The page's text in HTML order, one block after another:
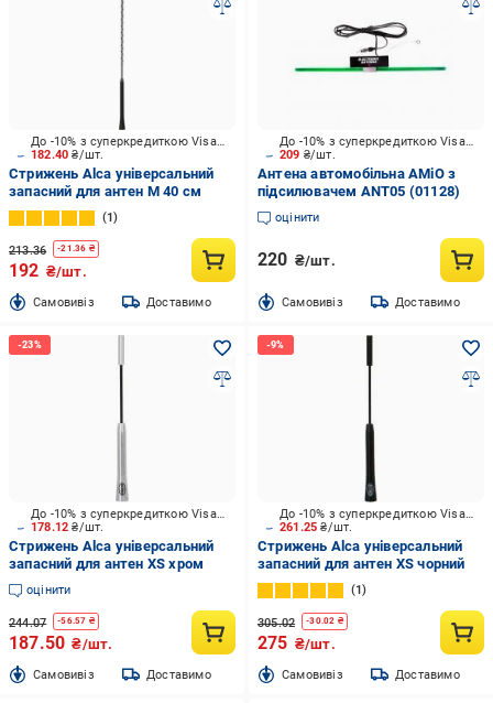
182.40₴/шт.
До -10% з суперкредиткою Visa Вигода
Стрижень Alca універсальний
запасний для антен M 40 см
1
213.36 -21.36 ₴
192 ₴/шт.
Cамовивіз Доставимо
209 ₴/шт.
До -10% з суперкредиткою Visa Вигода
Антена автомобільна AMiO з
пiдсилювачем ANT05 (01128)
оцінити
220 ₴/шт.
Cамовивіз Доставимо
178.12₴/шт.
До -10% з суперкредиткою Visa Вигода
Стрижень Alca універсальний
запасний для антен ХS хром
оцінити
244.07 -56.57 ₴
187.50 ₴/шт.
Cамовивіз Доставимо
261.25₴/шт.
До -10% з суперкредиткою Visa Вигода
Стрижень Alca універсальний
запасний для антен ХS чорний
1
305.02 -30.02 ₴
275 ₴/шт.
Cамовивіз Доставимо